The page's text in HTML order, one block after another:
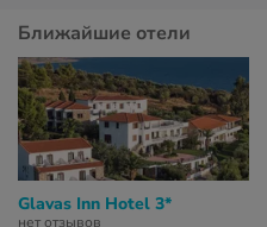
Ближайшие отели
Glavas Inn Hotel 3*
нет отзывов